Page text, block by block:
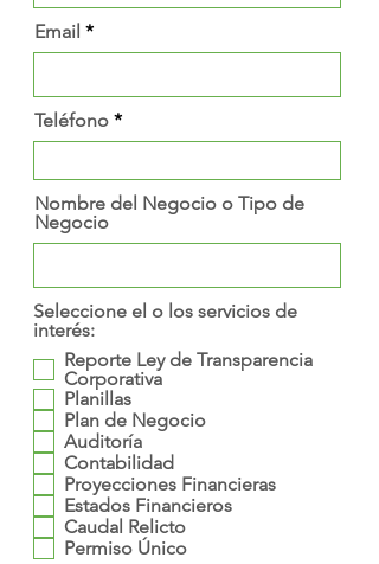
Email
Teléfono
Nombre del Negocio o Tipo de
Negocio
Seleccione el o los servicios de
interés:
Reporte Ley de Transparencia
Corporativa
Planillas
Plan de Negocio
Auditoría
Contabilidad
Proyecciones Financieras
Estados Financieros
Caudal Relicto
Permiso Único